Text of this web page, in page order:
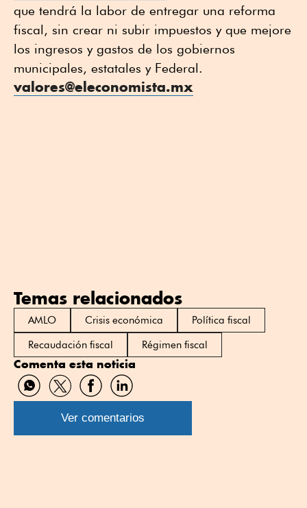
que tendrá la labor de entregar una reforma
fiscal, sin crear ni subir impuestos y que mejore
los ingresos y gastos de los gobiernos
municipales, estatales y Federal.
valores@eleconomista.mx
Temas relacionados
AMLO Crisis económica
Política fiscal
Recaudación fiscal
Régimen fiscal
Comenta esta noticia
Compartir
por
WhatsApp
Compartir
por
Twitter
Compartir
por
Facebook
Compartir
por
Linkedin
Ver comentarios